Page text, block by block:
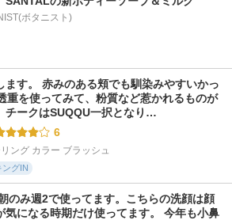
ボタニスト)
ます。 赤みのある頬でも馴染みやすいかっ
重を使ってみて、粉質など惹かれるものが
チークはSUQQU一択となり…
6
ング カラー ブラッシュ
ングIN
のみ週2で使ってます。こちらの洗顔は顔
気になる時期だけ使ってます。 今年も小鼻